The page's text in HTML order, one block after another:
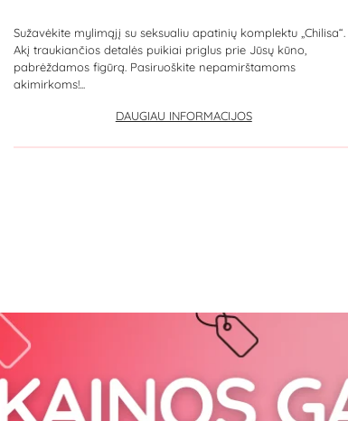
Sužavėkite mylimąjį su seksualiu apatinių komplektu „Chilisa“.
Akį traukiančios detalės puikiai priglus prie Jūsų kūno,
pabrėždamos figūrą. Pasiruoškite nepamirštamoms
akimirkoms!...
DAUGIAU INFORMACIJOS